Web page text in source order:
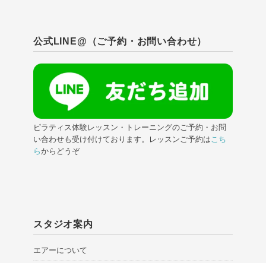
公式LINE@（ご予約・お問い合わせ）
ピラティス体験レッスン・トレーニングのご予約・お問
い合わせも受け付けております。レッスンご予約は こち
らからどうぞ
スタジオ案内
エアーについて